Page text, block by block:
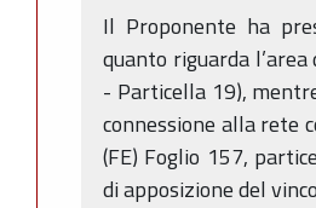
Il Proponente ha
quanto riguarda
- Particella 19),
connessione alla rete
(FE) Foglio 157,
di apposizione del